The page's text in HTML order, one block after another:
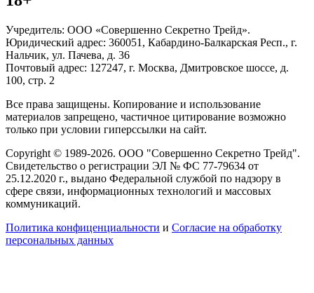
Учредитель: ООО «Совершенно Секретно Трейд».
Юридический адрес: 360051, Кабардино-Балкарская Респ., г.
Нальчик, ул. Пачева, д. 36
Почтовый адрес: 127247, г. Москва, Дмитровское шоссе, д.
100, стр. 2
Все права защищены. Копирование и использование
материалов запрещено, частичное цитирование возможно
только при условии гиперссылки на сайт.
Copyright © 1989-2026. ООО "Совершенно Секретно Трейд".
Свидетельство о регистрации ЭЛ № ФС 77-79634 от
25.12.2020 г., выдано Федеральной службой по надзору в
сфере связи, информационных технологий и массовых
коммуникаций.
Политика конфиценциальности и Согласие на обработку
персональных данных